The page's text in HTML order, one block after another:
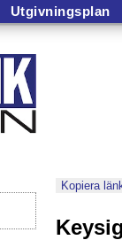
Utgivningsplan
Kopiera